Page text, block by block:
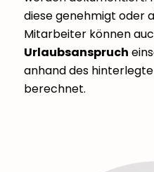
diese genehmigt oder
Mitarbeiter können
Urlaubsanspruch
anhand des
berechnet.